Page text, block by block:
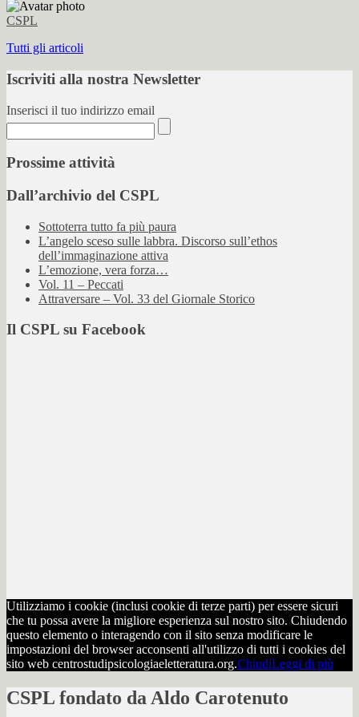
CSPL
Tutti gli articoli
Iscriviti alla nostra Newsletter
Inserisci il tuo indirizzo email
Prossime attività
Dall’archivio del CSPL
Sottoterra tutto fa più paura
L’angelo sceso sulle labbra. Discorso sull’ethos
dell’immaginazione attiva
L’emozione, vera forza…
Vol. 11 – Peccati
Attraversare – Vol. 33 del Giornale Storico
Il CSPL su Facebook
Utilizziamo i cookie (inclusi cookie di terze parti) per essere sicuri
che tu possa avere la migliore esperienza sul nostro sito. Chiudendo
questo elemento o interagendo con il sito senza modificare le
impostazioni del browser acconsenti all'utilizzo di tutti i cookies del
sito web centrostudipsicologiaeletteratura.org.ChiudiLeggi di più
CSPL fondato da Aldo Carotenuto